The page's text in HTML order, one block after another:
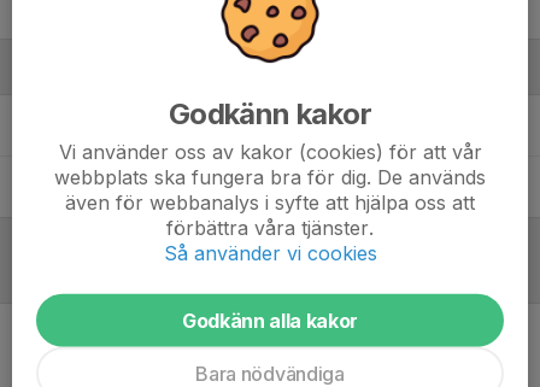
Cecilia BergqvistTränare
KlasGöran ToressonTränare
Godkänn kakor
Vi använder oss av kakor (cookies) för att vår
webbplats ska fungera bra för dig. De används
även för webbanalys i syfte att hjälpa oss att
förbättra våra tjänster.
Så använder vi cookies
Godkänn alla kakor
Bara nödvändiga